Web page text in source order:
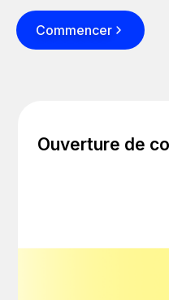
Commencer
Ouverture de